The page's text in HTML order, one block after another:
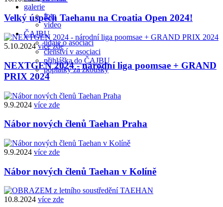
galerie
foto
video
ČAJBU
údaje o asociaci
členství v asociaci
přihláška do ČAJBU
poplatky za zkoušky
Velký úspěch Taehanu na Croatia Open 2024!
5.10.2024více zde
NEXTGEN 2024 - národní liga poomsae + GRAND
PRIX 2024
9.9.2024 více zde
Nábor nových členů Taehan Praha
9.9.2024 více zde
Nábor nových členů Taehan v Kolíně
10.8.2024 více zde